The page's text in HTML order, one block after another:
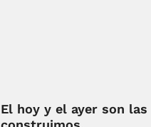
El hoy y el ayer son